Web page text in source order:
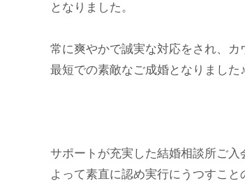
となりました。
常に爽やかで誠実な対応をされ、カ
最短での素敵なご成婚となりました♪
サポートが充実した結婚相談所ご
よって素直に認め実行にうつすこと